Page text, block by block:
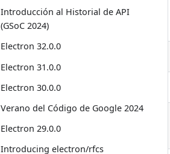
Introducción al Historial de API
(GSoC 2024)
Electron 32.0.0
Electron 31.0.0
Electron 30.0.0
Verano del Código de Google 2024
Electron 29.0.0
Introducing electron/rfcs